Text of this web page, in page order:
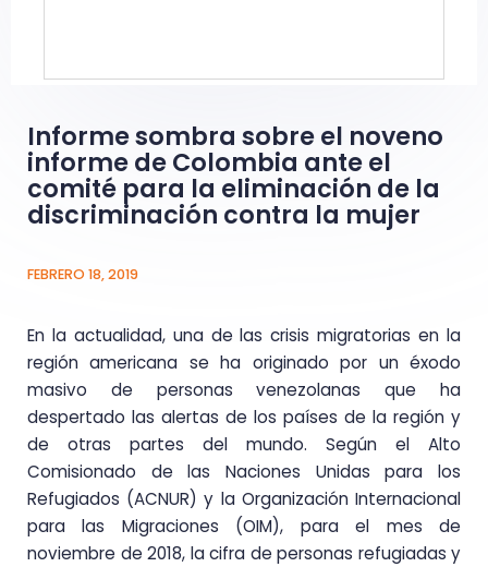
Informe sombra sobre el noveno
informe de Colombia ante el
comité para la eliminación de la
discriminación contra la mujer
FEBRERO 18, 2019
En la actualidad, una de las crisis migratorias en la
región americana se ha originado por un éxodo
masivo de personas venezolanas que ha
despertado las alertas de los países de la región y
de otras partes del mundo. Según el Alto
Comisionado de las Naciones Unidas para los
Refugiados (ACNUR) y la Organización Internacional
para las Migraciones (OIM), para el mes de
noviembre de 2018, la cifra de personas refugiadas y